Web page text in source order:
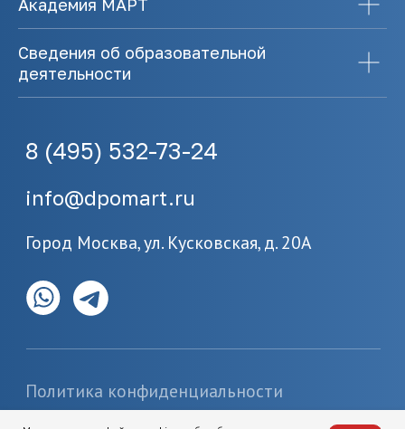
Академия МАРТ
Сведения об образовательной
деятельности